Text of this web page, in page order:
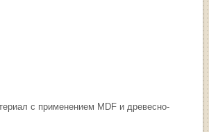
с применением MDF и древесно-